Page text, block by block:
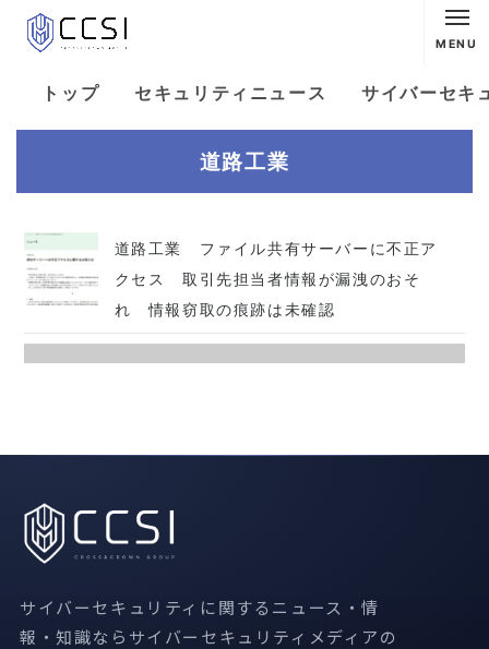
MENU
トップ セキュリティニュース サイバーセキ
道路工業
道路工業 ファイル共有サーバーに不正ア
クセス 取引先担当者情報が漏洩のおそ
れ 情報窃取の痕跡は未確認
サイバーセキュリティに関するニュース・情
報・知識ならサイバーセキュリティメディアの